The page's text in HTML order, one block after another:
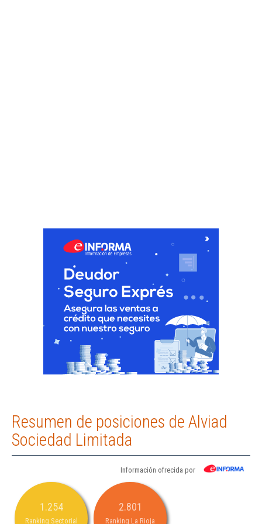
Resumen de posiciones de Alviad
Sociedad Limitada
Información ofrecida por
1.254
Ranking Sectorial
2.801
Ranking La Rioja